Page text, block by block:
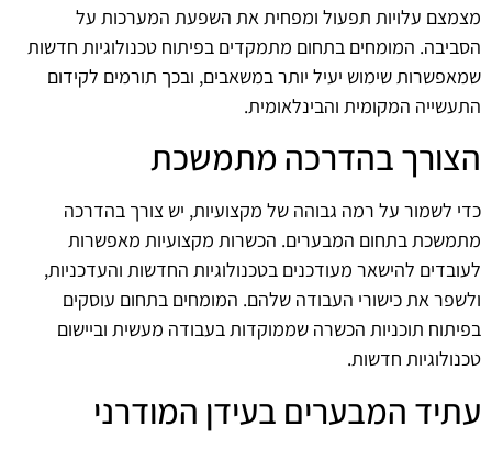
מצמצם עלויות תפעול ומפחית את השפעת המערכות על
הסביבה. המומחים בתחום מתמקדים בפיתוח טכנולוגיות חדשות
שמאפשרות שימוש יעיל יותר במשאבים, ובכך תורמים לקידום
התעשייה המקומית והבינלאומית.
הצורך בהדרכה מתמשכת
כדי לשמור על רמה גבוהה של מקצועיות, יש צורך בהדרכה
מתמשכת בתחום המבערים. הכשרות מקצועיות מאפשרות
לעובדים להישאר מעודכנים בטכנולוגיות החדשות והעדכניות,
ולשפר את כישורי העבודה שלהם. המומחים בתחום עוסקים
בפיתוח תוכניות הכשרה שממוקדות בעבודה מעשית וביישום
טכנולוגיות חדשות.
עתיד המבערים בעידן המודרני